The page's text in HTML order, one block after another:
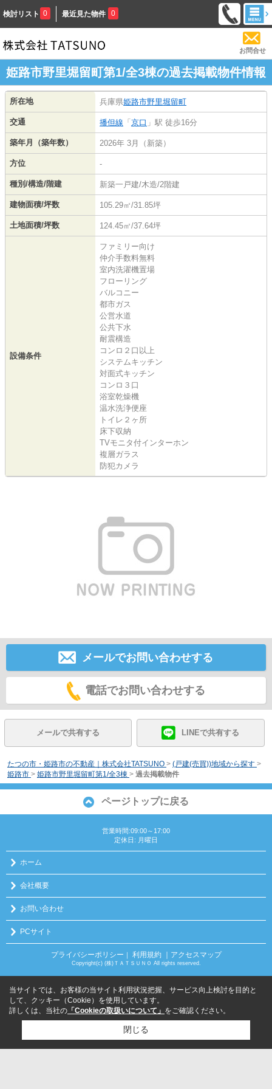
検討リスト 0 最近見た物件 0
お問合せ
姫路市野里堀留町第1/全3棟の過去掲載物件情報
所在地 兵庫県姫路市野里堀留町
交通 播但線 「 京口 」駅 徒歩16分
築年月（築年数） 2026年 3月（新築）
方位 -
種別/構造/階建 新築一戸建/木造/2階建
建物面積/坪数 105.29㎡/31.85坪
土地面積/坪数 124.45㎡/37.64坪
設備条件
ファミリー向け
仲介手数料無料
室内洗濯機置場
フローリング
バルコニー
都市ガス
公営水道
公共下水
耐震構造
コンロ２口以上
システムキッチン
対面式キッチン
コンロ３口
浴室乾燥機
温水洗浄便座
トイレ２ヶ所
床下収納
TVモニタ付インターホン
複層ガラス
防犯カメラ
メールでお問い合わせする
電話でお問い合わせする
メールで共有する LINEで共有する
たつの市・姫路市の不動産｜株式会社TATSUNO > (戸建(売買))地域から探す >
姫路市 > 姫路市野里堀留町第1/全3棟 > 過去掲載物件
ページトップに戻る
営業時間:09:00～17:00
定休日: 月曜日
ホーム
会社概要
お問い合わせ
PCサイト
プライバシーポリシー ｜ 利用規約 ｜アクセスマップ
Copyright(c) (株)ＴＡＴＳＵＮＯ All rights reserved.
当サイトでは、お客様の当サイト利用状況把握、サービス向上検討を目的と
して、クッキー（Cookie）を使用しています。
詳しくは、当社の 「Cookieの取扱いについて」 をご確認ください。
閉じる